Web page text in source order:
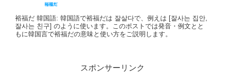
裕福だ 韓国語: 韓国語で裕福だは 잘살다で、例えは [잘사는 집안,
잘사는 친구] のように使います。このポストでは発音・例文とと
もに韓国言で裕福だの意味と使い方をご説明します。
スポンサーリンク